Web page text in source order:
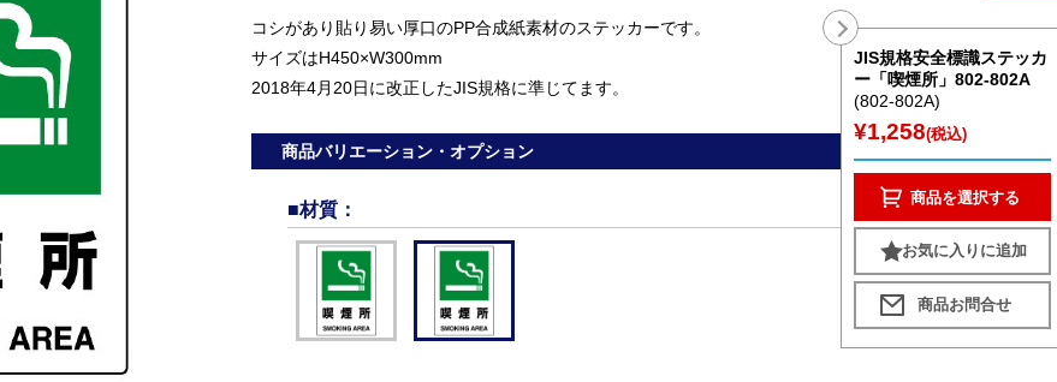
コシがあり貼り易い厚口のPP合成紙素材のステッカーです。
サイズはH450×W300mm
2018年4月20日に改正したJIS規格に準じてます。
商品バリエーション・オプション
■材質 ：
JIS規格安全標識ステッカ
ー「喫煙所」802-802A
(802-802A)
¥1,258(税込)
商品を選択する
お気に入りに追加